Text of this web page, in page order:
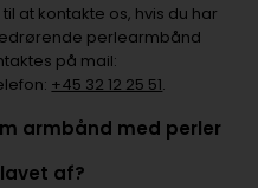
at kontakte os, hvis du har
perlearmbånd
på mail:
+45 32 12 25 51.
armbånd med perler
af?